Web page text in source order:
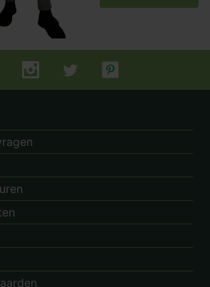
op Facebook
Tuincentrum.nl op Instagram
Tuincentrum.nl op Twitter
Tuincentrum.nl op